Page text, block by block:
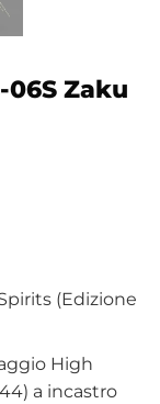
06S Zaku
(Edizione
High
a incastro